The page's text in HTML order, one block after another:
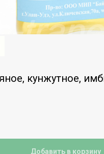
кунжутное,
Добавить в корзину